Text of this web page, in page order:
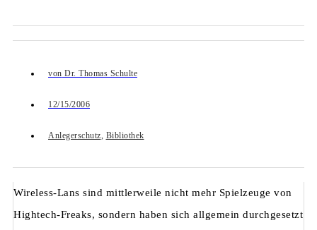
von Dr. Thomas Schulte
12/15/2006
Anlegerschutz, Bibliothek
Wireless-Lans sind mittlerweile nicht mehr Spielzeuge von
Hightech-Freaks, sondern haben sich allgemein durchgesetzt